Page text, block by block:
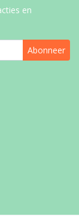
en
Abonneer